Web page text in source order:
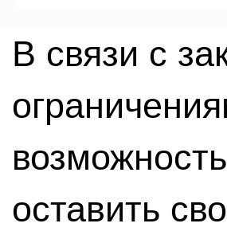
В связи с
оставить